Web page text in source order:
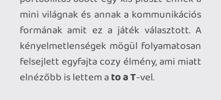
tudom, de szívből reménykedek hogy a
Switch 2 verziót a hivatalos
megjelenéssel ki fogják kupálni. (A cikk az
előtt született. - mcmacko) Demó is van
Steamen, ott bepillantást nyerhetünk
egy epizód felépítésébe, az
alapmechanikákba és hogy mire is lehet
számítani a játék egészében. Engem a